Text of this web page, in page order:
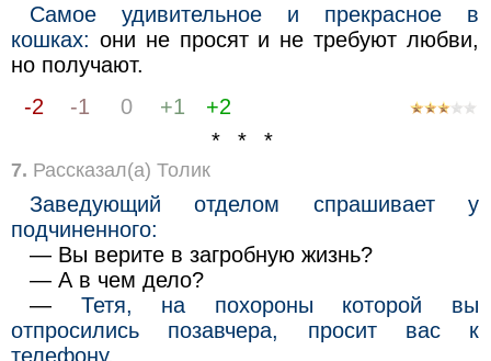
Самое удивительное и прекрасное в
кошках: они не просят и не требуют любви,
но получают.
-2
-1 0 +1
+2
* * *
7. Рассказал(а) Толик
Заведующий отделом спрашивает у
подчиненного:
— Вы верите в загробную жизнь?
— А в чем дело?
— Тетя, на похороны которой вы
отпросились позавчера, просит вас к
телефону.